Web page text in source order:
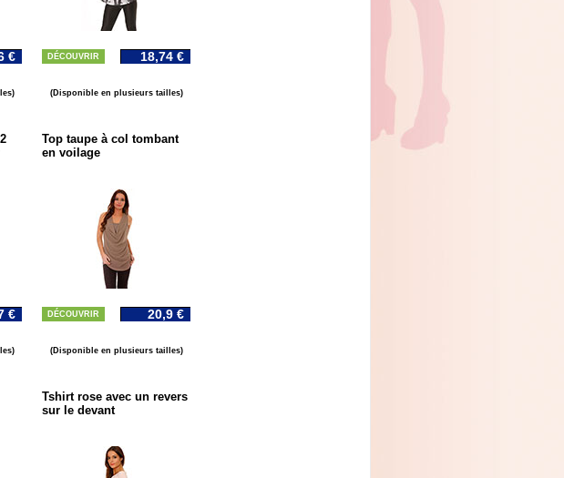
€ DÉCOUVRIR 18,74 €
(Disponible en plusieurs tailles)
€
Top taupe à col tombant
en voilage
DÉCOUVRIR 20,9 €
(Disponible en plusieurs tailles)
Tshirt rose avec un revers
sur le devant